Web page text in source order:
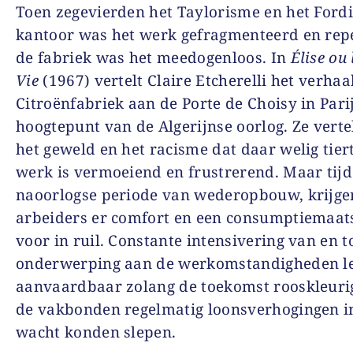
Toen zegevierden het Taylorisme en het
kantoor was het werk gefragmenteerd en
de fabriek was het meedogenloos. InÉlise
Vie(1967) vertelt Claire Etcherelli het
Citroënfabriek aan de Porte de Choisy in
hoogtepunt van de Algerijnse oorlog. Ze
het geweld en het racisme dat daar welig
werk is vermoeiend en frustrerend. Maar
naoorlogse periode van wederopbouw,
arbeiders er comfort en een
voor in ruil. Constante intensivering van en
onderwerping aan de werkomstandigheden
aanvaardbaar zolang de toekomst
de vakbonden regelmatig loonsverhogingen
wacht konden slepen.